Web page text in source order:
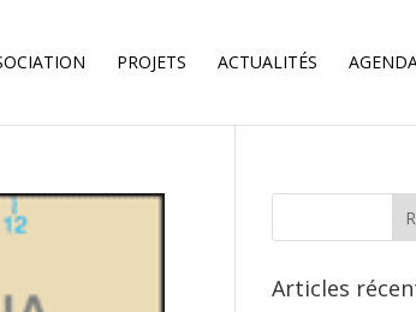
PROJETS ACTUALITÉS
Articles